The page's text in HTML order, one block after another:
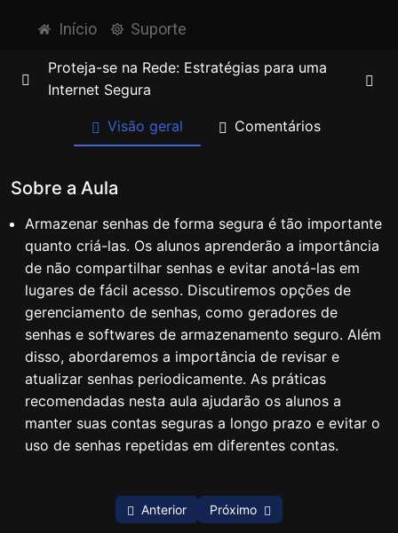
Início Suporte
Introdução à segurança cibernética
Senhas fortes e únicas
Seu Cofre Digital: Proteja Suas
Informações com Senhas Fortes
00:00
A Importância de Senhas Seguras 00:00
Comprimento Significativo 00:00
Evitar Dados Pessoais Óbvios 00:00
Criando Senhas Complexas 00:00
Armazenamento Seguro e Dicas Finais 00:00
Autenticação de dois fatores
Proteja-se na Rede: Estratégias para uma
Internet Segura
Visão geral Comentários
Sobre a Aula
Armazenar senhas de forma segura é tão importante
quanto criá-las. Os alunos aprenderão a importância
de não compartilhar senhas e evitar anotá-las em
lugares de fácil acesso. Discutiremos opções de
gerenciamento de senhas, como geradores de
senhas e softwares de armazenamento seguro. Além
disso, abordaremos a importância de revisar e
atualizar senhas periodicamente. As práticas
recomendadas nesta aula ajudarão os alunos a
manter suas contas seguras a longo prazo e evitar o
uso de senhas repetidas em diferentes contas.
Anterior Próximo